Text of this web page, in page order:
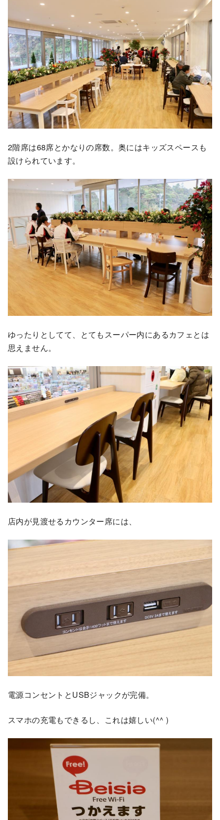
2階席は68席とかなりの席数。奥にはキッズスペースも
設けられています。
ゆったりとしてて、とてもスーパー内にあるカフェとは
思えません。
店内が見渡せるカウンター席には、
電源コンセントとUSBジャックが完備。
スマホの充電もできるし、これは嬉しい(^^ )